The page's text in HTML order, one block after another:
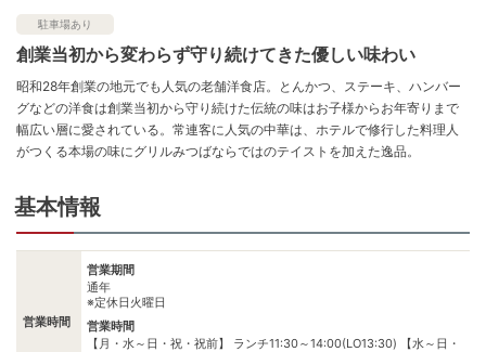
駐車場あり
創業当初から変わらず守り続けてきた優しい味わい
昭和28年創業の地元でも人気の老舗洋食店。とんかつ、ステーキ、ハンバー
グなどの洋食は創業当初から守り続けた伝統の味はお子様からお年寄りまで
幅広い層に愛されている。常連客に人気の中華は、ホテルで修行した料理人
がつくる本場の味にグリルみつばならではのテイストを加えた逸品。
基本情報
営業時間
営業期間
通年
※定休日火曜日
営業時間
【月・水～日・祝・祝前】 ランチ11:30～14:00(LO13:30) 【水～日・